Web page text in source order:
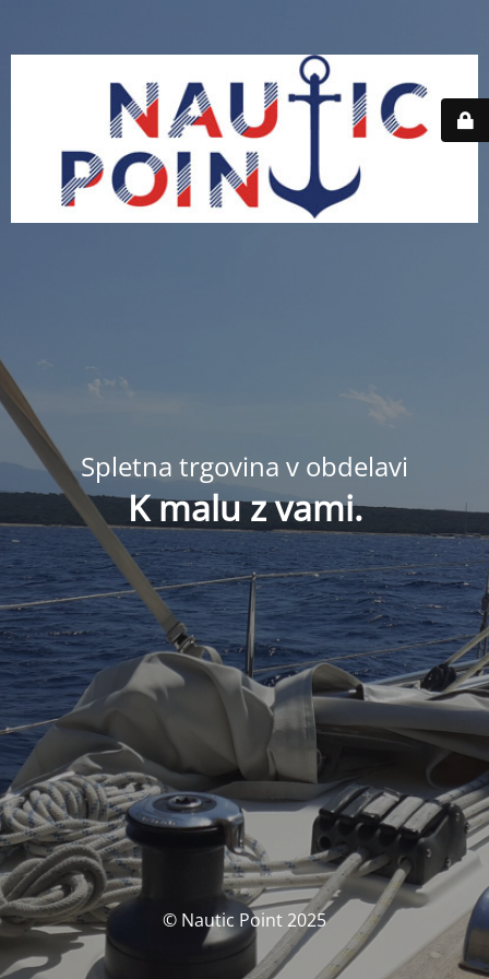
Spletna trgovina v obdelavi
K malu z vami.
© Nautic Point 2025